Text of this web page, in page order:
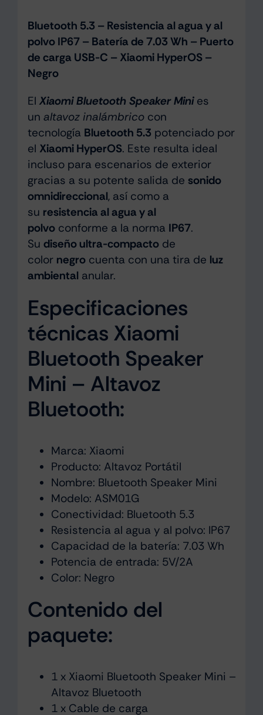
Bluetooth 5.3 – Resistencia al agua y al
polvo IP67 – Batería de 7.03 Wh – Puerto
de carga USB-C – Xiaomi HyperOS –
Negro
El Xiaomi Bluetooth Speaker Minies
un altavoz inalámbricocon
tecnología Bluetooth 5.3 potenciado por
el Xiaomi HyperOS. Este resulta ideal
incluso para escenarios de exterior
gracias a su potente salida de sonido
omnidireccional, así como a
su resistencia al agua y al
polvoconforme a la norma IP67.
Su diseño ultra-compactode
color negrocuenta con una tira de luz
ambiental anular.
Especificaciones
técnicas Xiaomi
Bluetooth Speaker
Mini – Altavoz
Bluetooth:
Marca: Xiaomi
Producto: Altavoz Portátil
Nombre: Bluetooth Speaker Mini
Modelo: ASM01G
Conectividad: Bluetooth 5.3
Resistencia al agua y al polvo: IP67
Capacidad de la batería: 7.03 Wh
Potencia de entrada: 5V/2A
Color: Negro
Contenido del
paquete:
1 x Xiaomi Bluetooth Speaker Mini –
Altavoz Bluetooth
1 x Cable de carga